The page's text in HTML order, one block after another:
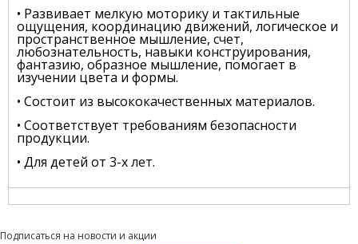
• Развивает мелкую моторику и тактильные
ощущения, координацию движений, логическое и
пространственное мышление, счет,
любознательность, навыки конструирования,
фантазию, образное мышление, помогает в
изучении цвета и формы.
• Состоит из высококачественных материалов.
• Соответствует требованиям безопасности
продукции.
• Для детей от 3-х лет.
Подписаться на новости и акции